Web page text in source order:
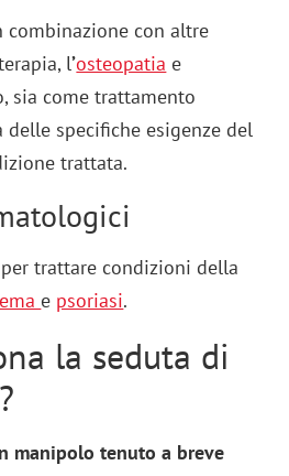
con altre
l’osteopatia e
sia come trattamento
delle specifiche esigenze del
trattata.
trattare condizioni della
e psoriasi.
la seduta di
manipolo tenuto a breve